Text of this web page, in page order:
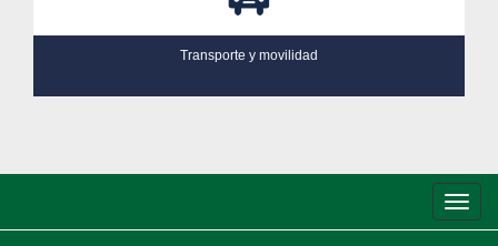
Transporte y movilidad
de